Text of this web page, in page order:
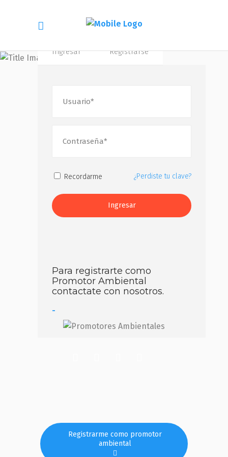
Mi cuenta
Ingresar Registrarse
Recordarme ¿Perdiste tu clave?
Ingresar
Para registrarte como
Promotor Ambiental
contactate con nosotros.
-
Registrarme como promotor
ambiental